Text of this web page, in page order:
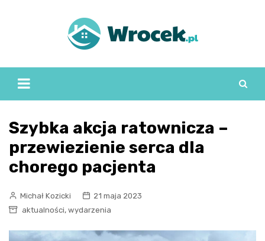
Szybka akcja ratownicza –
przewiezienie serca dla
chorego pacjenta
Michał Kozicki
21 maja 2023
aktualności, wydarzenia